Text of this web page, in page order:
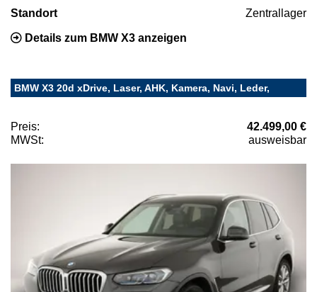
Standort Zentrallager
Details zum BMW X3 anzeigen
BMW X3 20d xDrive, Laser, AHK, Kamera, Navi, Leder,
Preis:
42.499,00 €
MWSt:
ausweisbar